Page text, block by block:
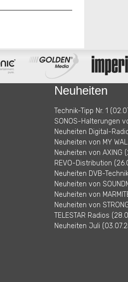
Neuheiten
Technik-Tipp Nr. 1
SONOS-Halterungen
Neuheiten Digital-
Neuheiten von MY
Neuheiten von AXING
REVO-Distribution
Neuheiten DVB-
Neuheiten von
Neuheiten von
Neuheiten von
TELESTAR Radios
Neuheiten Juli